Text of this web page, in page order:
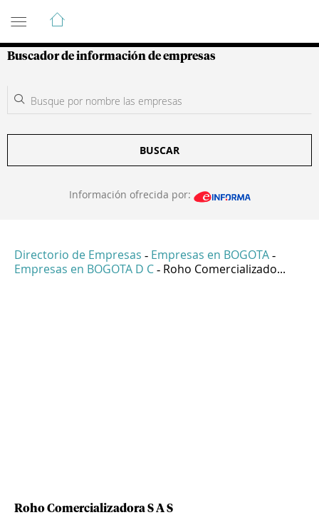
Guía de Empresas Colombianas
Buscador de información de empresas
BUSCAR
Información ofrecida por:
Directorio de Empresas - Empresas en BOGOTA -
Empresas en BOGOTA D C - Roho Comercializado...
Roho Comercializadora S A S